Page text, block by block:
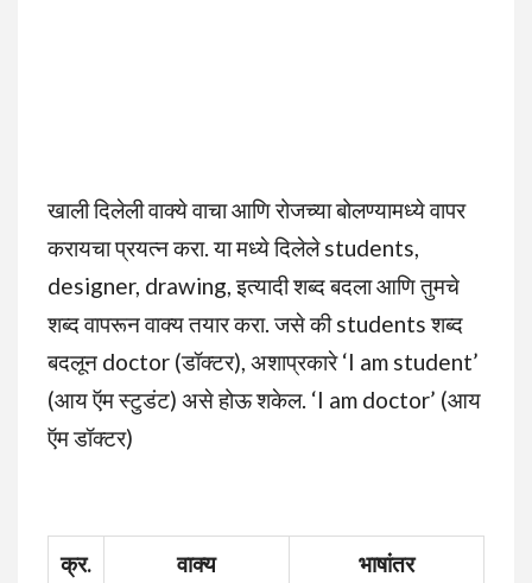
खाली दिलेली वाक्ये वाचा आणि रोजच्या बोलण्यामध्ये वापर
करायचा प्रयत्न करा. या मध्ये दिलेले students,
designer, drawing, इत्यादी शब्द बदला आणि तुमचे
शब्द वापरून वाक्य तयार करा. जसे की students शब्द
बदलून doctor (डॉक्टर), अशाप्रकारे ‘I am student’
(आय ऍम स्टुडंट) असे होऊ शकेल. ‘I am doctor’ (आय
ऍम डॉक्टर)
क्र. वाक्य भाषांतर